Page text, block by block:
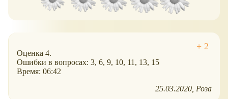
Оценка 4.
Ошибки в вопросах: 3, 6, 9, 10, 11, 13, 15
Время: 06:42
25.03.2020 Роза